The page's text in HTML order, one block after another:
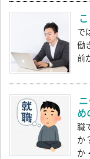
で
働
前
め
職
か
か